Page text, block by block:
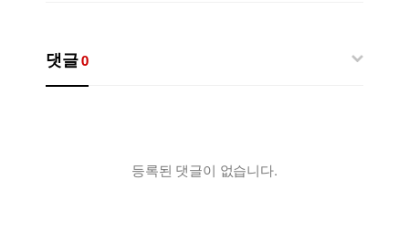
댓글0
등록된 댓글이 없습니다.